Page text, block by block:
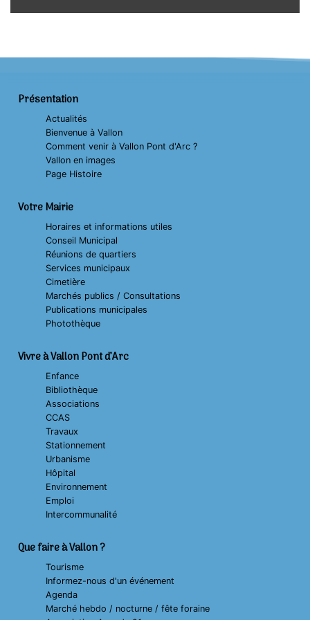
Présentation
Actualités
Bienvenue à Vallon
Comment venir à Vallon Pont d'Arc ?
Vallon en images
Page Histoire
Votre Mairie
Horaires et informations utiles
Conseil Municipal
Réunions de quartiers
Services municipaux
Cimetière
Marchés publics / Consultations
Publications municipales
Photothèque
Vivre à Vallon Pont d’Arc
Enfance
Bibliothèque
Associations
CCAS
Travaux
Stationnement
Urbanisme
Hôpital
Environnement
Emploi
Intercommunalité
Que faire à Vallon ?
Tourisme
Informez-nous d'un événement
Agenda
Marché hebdo / nocturne / fête foraine